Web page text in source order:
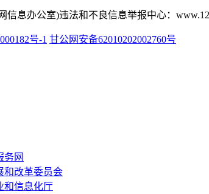
信息办公室)违法和不良信息举报中心：
号-1 甘公网安备62010202002760号
务网
和改革委员会
和信息化厅